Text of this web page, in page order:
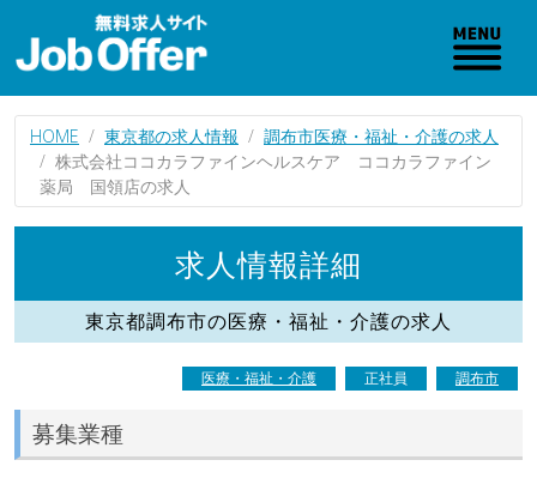
HOME 東京都の求人情報
調布市医療・福祉・介護の求人
株式会社ココカラファインヘルスケア ココカラファイン
薬局 国領店の求人
求人情報詳細
東京都調布市の医療・福祉・介護の求人
医療・福祉・介護 正社員 調布市
募集業種